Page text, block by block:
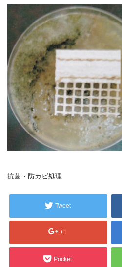
抗菌・防カビ処理
Tweet
+1
Pocket
フッ素樹脂コーティング
フッ素樹脂ベルト
取付工事・メンテナンス
販売製品
よくある質問
納品までの流れ
ブログ
カビこんコートカタログ（PDF）
最近の記事
素樹脂ベ
今回ご紹
トタイプ
ルトの繋